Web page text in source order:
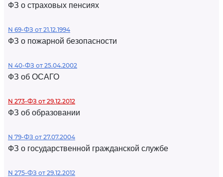
ФЗ о страховых пенсиях
N 69-ФЗ от 21.12.1994
ФЗ о пожарной безопасности
N 40-ФЗ от 25.04.2002
ФЗ об ОСАГО
N 273-ФЗ от 29.12.2012
ФЗ об образовании
N 79-ФЗ от 27.07.2004
ФЗ о государственной гражданской службе
N 275-ФЗ от 29.12.2012